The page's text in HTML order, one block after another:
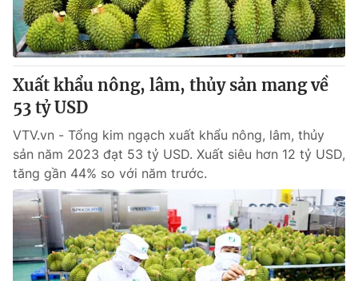
Xuất khẩu nông, lâm, thủy sản mang về
53 tỷ USD
VTV.vn - Tổng kim ngạch xuất khẩu nông, lâm, thủy
sản năm 2023 đạt 53 tỷ USD. Xuất siêu hơn 12 tỷ USD,
tăng gần 44% so với năm trước.